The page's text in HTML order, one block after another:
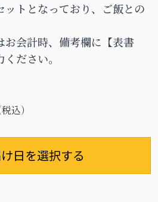
トとなっており、ご飯との
会計時、備考欄に【表書
ださい。
税込）
日を選択する